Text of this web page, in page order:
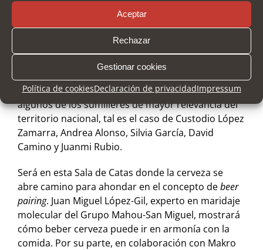
Aceptar
Rechazar
Gestionar cookies
Política de cookiesDeclaración de privacidadImpressum
presencia de Cristina Osuna, enóloga en bodegas
Toro Albalá y presidenta de la Asociación de
de crear vinos que desafíen el paso del tiempo; y
Mejores Vinos de H&T 2023 con la asistencia de
algunos de los sumilleres de mayor relevancia del
territorio nacional, tal es el caso de Custodio López
Zamarra, Andrea Alonso, Silvia García, David
Camino y Juanmi Rubio.
Será en esta Sala de Catas donde la cerveza se
abre camino para ahondar en el concepto debeer
pairing. Juan Miguel López-Gil, experto en maridaje
molecular del Grupo Mahou-San Miguel, mostrará
cómo beber cerveza puede ir en armonía con la
comida. Por su parte, en colaboración con Makro